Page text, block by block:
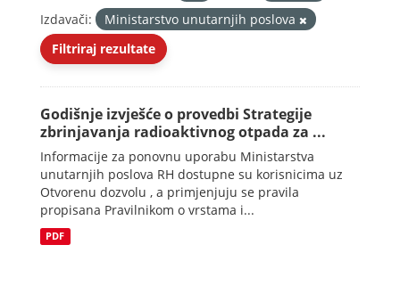
Izdavači:
Ministarstvo unutarnjih poslova
Filtriraj rezultate
Godišnje izvješće o provedbi Strategije
zbrinjavanja radioaktivnog otpada za ...
Informacije za ponovnu uporabu Ministarstva
unutarnjih poslova RH dostupne su korisnicima uz
Otvorenu dozvolu , a primjenjuju se pravila
propisana Pravilnikom o vrstama i...
PDF